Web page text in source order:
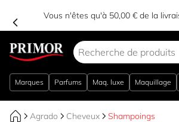
Vous n'êtes qu'à 50,00 € de la
Marques Parfums Maq. luxe Maquillage
Agrado Cheveux Shampoings